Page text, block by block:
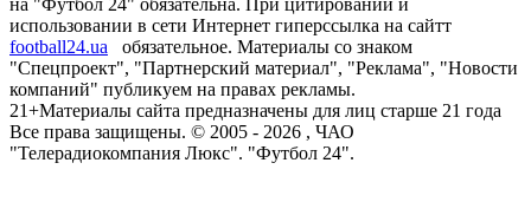
на "Футбол 24" обязательна. При цитировании и
использовании в сети Интернет гиперссылка на сайтт
football24.ua
обязательное. Материалы со знаком
"Спецпроект", "Партнерский материал", "Реклама", "Новости
компаний" публикуем на правах рекламы.
21+Материалы сайта предназначены для лиц старше 21 года
Все права защищены. © 2005 - 2026 , ЧАО
"Телерадиокомпания Люкс". "Футбол 24".